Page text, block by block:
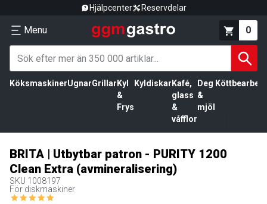
Hjälpcenter Reservdelar
Menu 0
KöksmaskinerUgnarGrillar Kyl
&
Frys
Kyldiskar Kafé,
glass
&
våfflor
Deg
&
mjöl
BRITA | Utbytbar patron - PURITY 1200
Clean Extra (avmineralisering)
SKU 1008197
För diskmaskiner